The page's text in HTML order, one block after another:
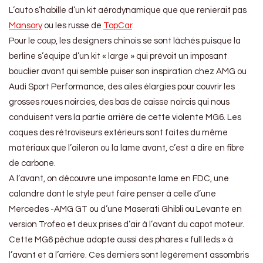
L’auto s’habille d’un kit aérodynamique que que renierait pas
Mansoryou les russe de TopCar.
Pour le coup, les designers chinois se sont lâchés puisque la
berline s’équipe d’un kit « large » qui prévoit un imposant
bouclier avant qui semble puiser son inspiration chez AMG ou
Audi Sport Performance, des ailes élargies pour couvrir les
grosses roues noircies, des bas de caisse noircis qui nous
conduisent vers la partie arrière de cette violente MG6. Les
coques des rétroviseurs extérieurs sont faites du même
matériaux que l’aileron ou la lame avant, c’est à dire en fibre
de carbone.
A l’avant, on découvre une imposante lame en FDC, une
calandre dont le style peut faire penser à celle d’une
Mercedes -AMG GT ou d’une Maserati Ghibli ou Levante en
version Trofeo et deux prises d’air à l’avant du capot moteur.
Cette MG6 pêchue adopte aussi des phares « full leds » à
l’avant et à l’arrière. Ces derniers sont légèrement assombris